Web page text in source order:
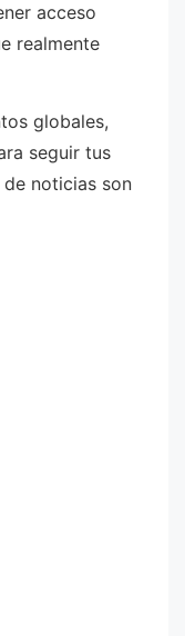
acceso
realmente
globales,
seguir tus
noticias son